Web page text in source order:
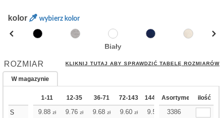
kolor wybierz kolor
Biały
ROZMIAR KLIKNIJ TUTAJ ABY SPRAWDZIĆ TABELĘ ROZMIARÓW
W magazynie
1-11 12-35 36-71 72-143 144-287 288 Dodaj
Asortyment ilość
S 9.88 zł 9.76 zł 9.68 zł 9.60 zł 9.52 9.52
3386